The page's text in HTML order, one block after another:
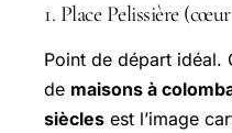
1. Place Pelissière
Point de départ idéal.
de maisons à
siècles est l’image